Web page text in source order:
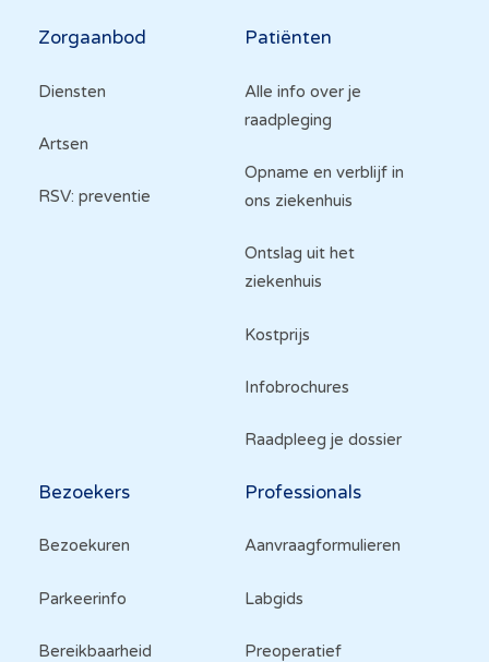
Hoofdnavigatie
Zorgaanbod
Diensten
Artsen
RSV: preventie
Patiënten
Alle info over je
raadpleging
Opname en verblijf in
ons ziekenhuis
Ontslag uit het
ziekenhuis
Kostprijs
Infobrochures
Raadpleeg je dossier
Bezoekers
Bezoekuren
Parkeerinfo
Bereikbaarheid
Professionals
Aanvraagformulieren
Labgids
Preoperatief